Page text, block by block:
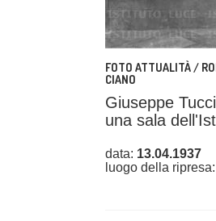
FOTO ATTUALITÀ /
CIANO
Giuseppe
una sala
data: 13.04.1937
luogo della ripresa: